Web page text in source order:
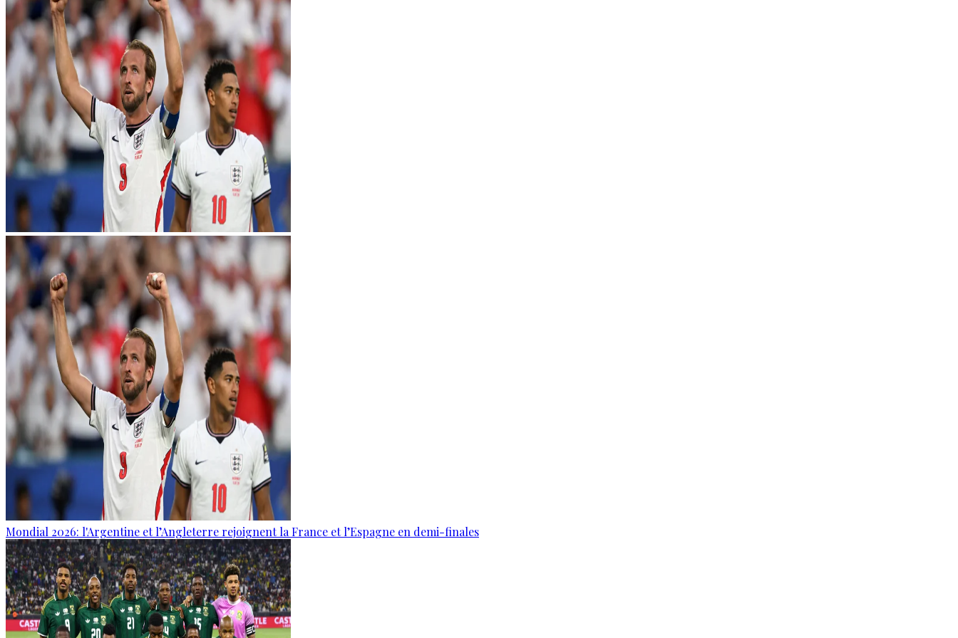
Mondial 2026: l'Argentine et l’Angleterre rejoignent la France et l’Espagne en demi-finales